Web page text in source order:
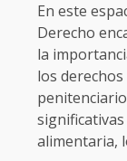
En este
Derecho
la
los
alimentaria,